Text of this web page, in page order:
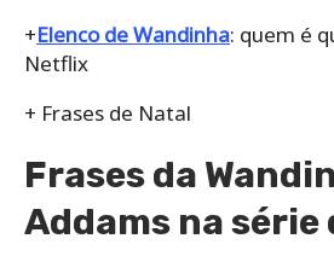
+Elenco de Wandinha: quem é
Netflix
+ Frases de Natal
Frases da
Addams na